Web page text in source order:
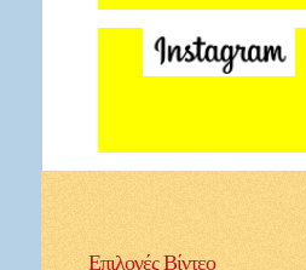
ΕπιλογέςΒίντεο